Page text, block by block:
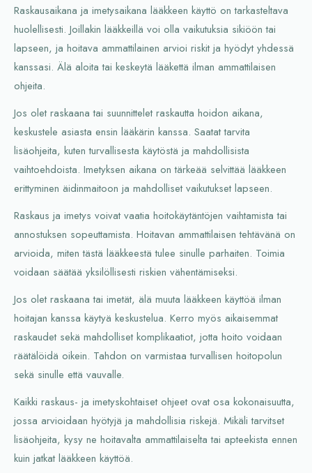
Raskausaikana ja imetysaikana lääkkeen käyttö on tarkasteltava
huolellisesti. Joillakin lääkkeillä voi olla vaikutuksia sikiöön tai
lapseen, ja hoitava ammattilainen arvioi riskit ja hyödyt yhdessä
kanssasi. Älä aloita tai keskeytä lääkettä ilman ammattilaisen
ohjeita.
Jos olet raskaana tai suunnittelet raskautta hoidon aikana,
keskustele asiasta ensin lääkärin kanssa. Saatat tarvita
lisäohjeita, kuten turvallisesta käytöstä ja mahdollisista
vaihtoehdoista. Imetyksen aikana on tärkeää selvittää lääkkeen
erittyminen äidinmaitoon ja mahdolliset vaikutukset lapseen.
Raskaus ja imetys voivat vaatia hoitokäytäntöjen vaihtamista tai
annostuksen sopeuttamista. Hoitavan ammattilaisen tehtävänä on
arvioida, miten tästä lääkkeestä tulee sinulle parhaiten. Toimia
voidaan säätää yksilöllisesti riskien vähentämiseksi.
Jos olet raskaana tai imetät, älä muuta lääkkeen käyttöä ilman
hoitajan kanssa käytyä keskustelua. Kerro myös aikaisemmat
raskaudet sekä mahdolliset komplikaatiot, jotta hoito voidaan
räätälöidä oikein. Tahdon on varmistaa turvallisen hoitopolun
sekä sinulle että vauvalle.
Kaikki raskaus- ja imetyskohtaiset ohjeet ovat osa kokonaisuutta,
jossa arvioidaan hyötyjä ja mahdollisia riskejä. Mikäli tarvitset
lisäohjeita, kysy ne hoitavalta ammattilaiselta tai apteekista ennen
kuin jatkat lääkkeen käyttöä.